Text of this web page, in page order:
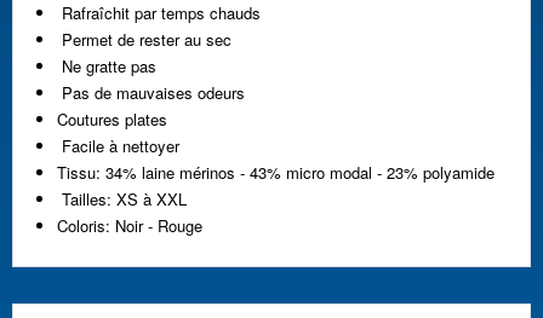
Rafraîchit par temps chauds
Permet de rester au sec
Ne gratte pas
Pas de mauvaises odeurs
Coutures plates
Facile à nettoyer
Tissu: 34% laine mérinos - 43% micro modal - 23% polyamide
Tailles: XS à XXL
Coloris: Noir - Rouge